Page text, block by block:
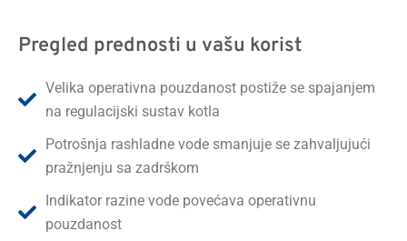
Pregled prednosti u vašu korist
Velika operativna pouzdanost postiže se spajanjem
na regulacijski sustav kotla
Potrošnja rashladne vode smanjuje se zahvaljujući
pražnjenju sa zadrškom
Indikator razine vode povećava operativnu
pouzdanost